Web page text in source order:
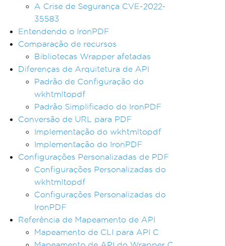
A Crise de Segurança CVE-2022-
35583
Entendendo o IronPDF
Comparação de recursos
Bibliotecas Wrapper afetadas
Diferenças de Arquitetura de API
Padrão de Configuração do
wkhtmltopdf
Padrão Simplificado do IronPDF
Conversão de URL para PDF
Implementação do wkhtmltopdf
Implementação do IronPDF
Configurações Personalizadas de PDF
Configurações Personalizadas do
wkhtmltopdf
Configurações Personalizadas do
IronPDF
Referência de Mapeamento de API
Mapeamento de CLI para API C